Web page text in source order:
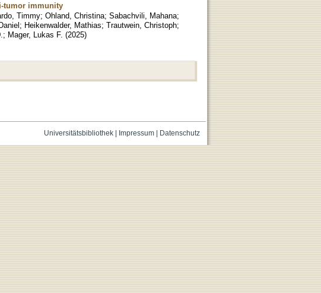
tumor immunity
Timmy; Ohland, Christina; Sabachvili, Mahana;
; Heikenwalder, Mathias; Trautwein, Christoph;
; Mager, Lukas F. (2025)
Universitätsbibliothek| Impressum| Datenschutz